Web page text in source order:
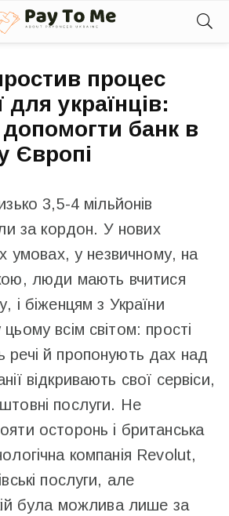
процес
для українців:
банк в
Європі
3,5-4 мільйонів
за кордон. У нових
умовах, у незвичному, на
люди мають вчитися
і біженцям з України
всім світом: прості
й пропонують дах над
відкривають свої сервіси,
послуги. Не
осторонь і британська
компанія Revolut,
послуги, але
була можлива лише за